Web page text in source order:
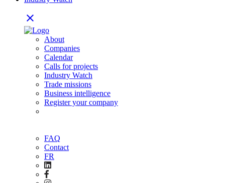
close
About
Companies
Calendar
Calls for projects
Industry Watch
Trade missions
Business intelligence
Register your company
FAQ
Contact
FR